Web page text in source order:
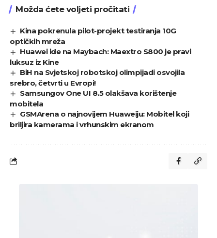
Možda ćete voljeti pročitati
Kina pokrenula pilot-projekt testiranja 10G
optičkih mreža
Huawei ide na Maybach: Maextro S800 je pravi
luksuz iz Kine
BiH na Svjetskoj robotskoj olimpijadi osvojila
srebro, četvrti u Evropi!
Samsungov One UI 8.5 olakšava korištenje
mobitela
GSMArena o najnovijem Huaweiju: Mobitel koji
briljira kamerama i vrhunskim ekranom